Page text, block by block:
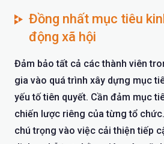
Đồng nhất mục tiêu
động xã hội
Đảm bảo tất cả các thành viên
gia vào quá trình xây dựng mục
yếu tố tiên quyết. Cần đảm mục
chiến lược riêng của từng tổ chức.
chú trọng vào việc cải thiện tiếp